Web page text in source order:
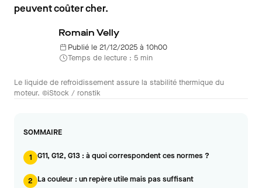
peuvent coûter cher.
Romain Velly
Publié le 21/12/2025 à 10h00
Temps de lecture : 5 min
Le liquide de refroidissement assure la stabilité thermique du
moteur. ©iStock / ronstik
SOMMAIRE
1 G11, G12, G13 : à quoi correspondent ces normes ?
2 La couleur : un repère utile mais pas suffisant